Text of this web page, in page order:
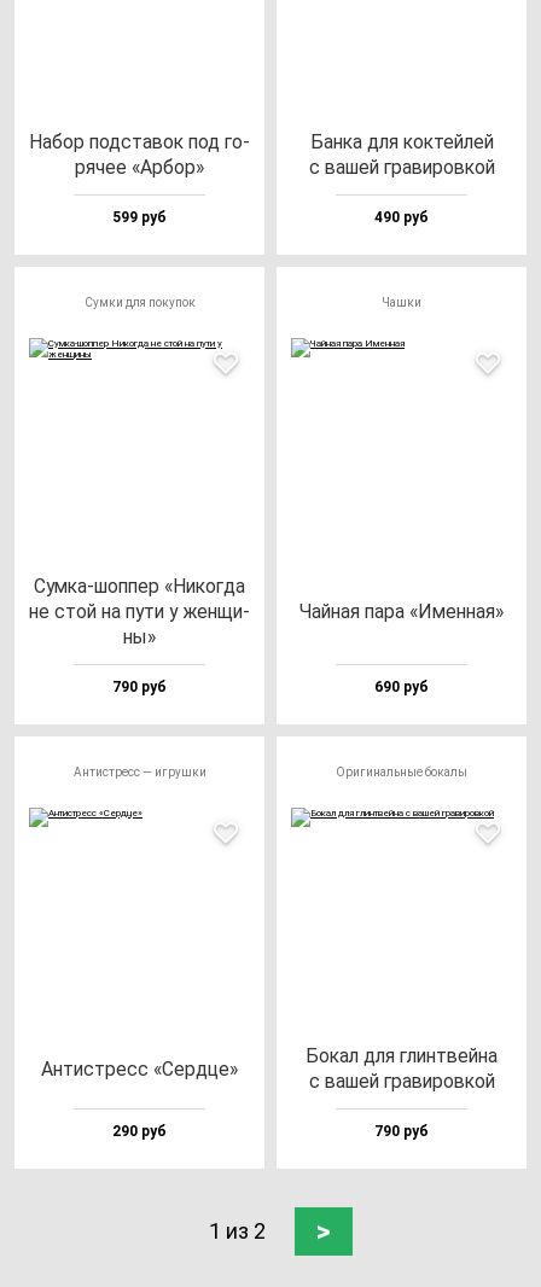
Набор под­ста­вок под го­
ря­чее «Арбор»
599 руб
Бан­ка для кок­тей­лей
с ва­шей гра­ви­ров­кой
490 руб
Сумки для покупок
Сум­ка-шоп­пер «Никог­да
не стой на пу­ти у жен­щи­
ны»
790 руб
Чашки
Чай­ная па­ра «Имен­ная»
690 руб
Антистресс — игрушки
Антис­тресс «Сер­дце»
290 руб
Оригинальные бокалы
Бокал для глин­твей­на
с ва­шей гра­ви­ров­кой
790 руб
1 из 2 >